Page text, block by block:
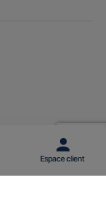
Espace client